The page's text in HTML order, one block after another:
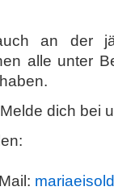
an der
alle unter
dich bei